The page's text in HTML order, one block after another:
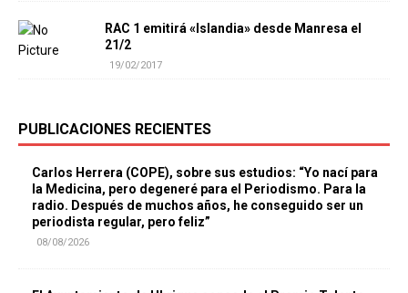
RAC 1 emitirá «Islandia» desde Manresa el
21/2
19/02/2017
PUBLICACIONES RECIENTES
Carlos Herrera (COPE), sobre sus estudios: “Yo nací para
la Medicina, pero degeneré para el Periodismo. Para la
radio. Después de muchos años, he conseguido ser un
periodista regular, pero feliz”
08/08/2026